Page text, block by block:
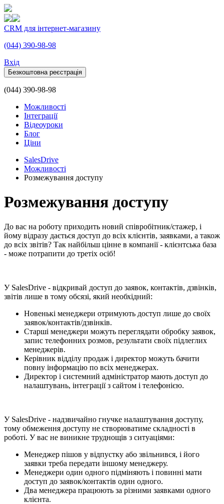
CRM для інтернет-магазину
(044) 390-98-98
Вхiд
Безкоштовна реєстрація
(044) 390-98-98
Можливості
Інтеграції
Відеоуроки
Блог
Ціни
SalesDrive
Можливості
Розмежування доступу
Розмежування доступу
До вас на роботу приходить новий співробітник/стажер, і
йому відразу дається доступ до всіх клієнтів, заявками, а також
до всіх звітів? Так найбільш цінне в компанії - клієнтська база
- може потрапити до третіх осіб!
У SalesDrive - відкривай доступ до заявок, контактів, дзвінків,
звітів лише в тому обсязі, який необхідний:
Новенькі менеджери отримують доступ лише до своїх
заявок/контактів/дзвінків.
Старші менеджери можуть переглядати обробку заявок,
запис телефонних розмов, результати своїх підлеглих
менеджерів.
Керівник відділу продаж і директор можуть бачити
повну інформацію по всіх менеджерах.
Директор і системний адміністратор мають доступ до
налаштувань, інтеграції з сайтом і телефонією.
У SalesDrive - надзвичайно гнучке налаштування доступу,
тому обмеження доступу не створюватиме складності в
роботі. У вас не виникне труднощів з ситуаціями:
Менеджер пішов у відпустку або звільнився, і його
заявки треба передати іншому менеджеру.
Менеджери один одного підміняють і повинні мати
доступ до заявок/контактів один одного.
Два менеджера працюють за різними заявками одного
клієнта.